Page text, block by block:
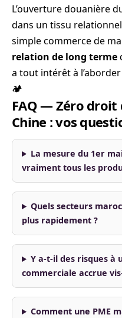
L’ouverture douanière
dans un tissu
simple commerce de
relation de long terme
a tout intérêt à
🏕️
FAQ — Zéro droit
Chine : vos
La mesure du 1er
vraiment tous les
Quels secteurs
plus rapidement ?
Y a-t-il des risques à
commerciale accrue
Comment une PME